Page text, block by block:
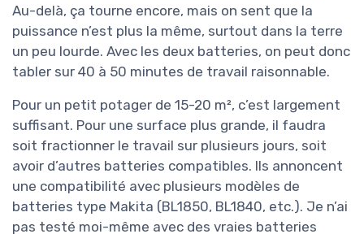
Au-delà, ça tourne encore, mais on sent que la
puissance n’est plus la même, surtout dans la terre
un peu lourde. Avec les deux batteries, on peut donc
tabler sur 40 à 50 minutes de travail raisonnable.
Pour un petit potager de 15-20 m², c’est largement
suffisant. Pour une surface plus grande, il faudra
soit fractionner le travail sur plusieurs jours, soit
avoir d’autres batteries compatibles. Ils annoncent
une compatibilité avec plusieurs modèles de
batteries type Makita (BL1850, BL1840, etc.). Je n’ai
pas testé moi-même avec des vraies batteries